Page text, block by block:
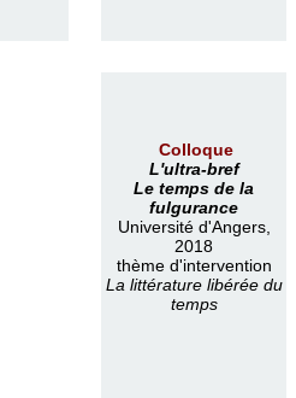
Colloque
L'ultra-bref
Le temps de la
fulgurance
Université d'Angers,
2018
thème d'intervention
La littérature libérée du
temps